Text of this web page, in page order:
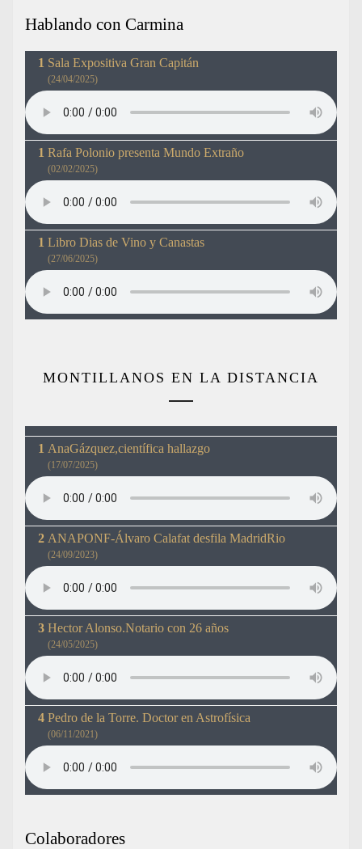
Hablando con Carmina
Sala Expositiva Gran Capitán
(24/04/2025)
Rafa Polonio presenta Mundo Extraño
(02/02/2025)
Libro Dias de Vino y Canastas
(27/06/2025)
MONTILLANOS EN LA DISTANCIA
AnaGázquez,científica hallazgo
(17/07/2025)
ANAPONF-Álvaro Calafat desfila MadridRio
(24/09/2023)
Hector Alonso.Notario con 26 años
(24/05/2025)
Pedro de la Torre. Doctor en Astrofísica
(06/11/2021)
Colaboradores